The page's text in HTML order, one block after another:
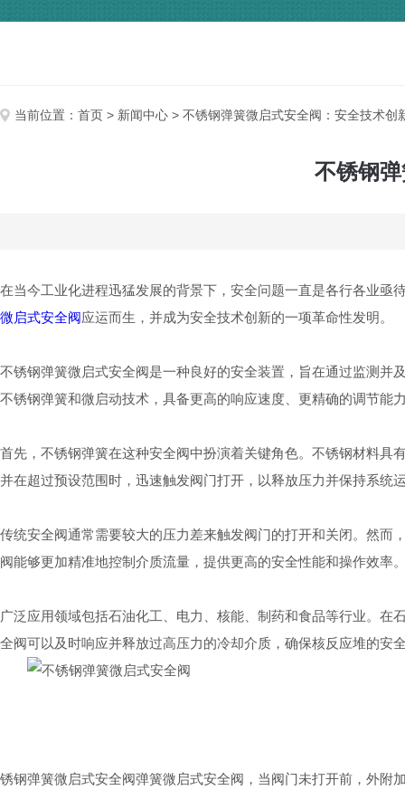
当前位置： 首页 > 新闻中心 > 不锈钢弹簧微启式安全阀：安全技术创
不锈钢
在当今工业化进程迅猛发展的背景下，安全问题一直是各行各业
微启式安全阀应运而生，并成为安全技术创新的一项革命性发明。
不锈钢弹簧微启式安全阀是一种良好的安全装置，旨在通过监测
不锈钢弹簧和微启动技术，具备更高的响应速度、更精确的调节能
首先，不锈钢弹簧在这种安全阀中扮演着关键角色。不锈钢材料
并在超过预设范围时，迅速触发阀门打开，以释放压力并保持系统
传统安全阀通常需要较大的压力差来触发阀门的打开和关闭。然
阀能够更加精准地控制介质流量，提供更高的安全性能和操作效率
广泛应用领域包括石油化工、电力、核能、制药和食品等行业。
全阀可以及时响应并释放过高压力的冷却介质，确保核反应堆的
锈钢弹簧微启式安全阀弹簧微启式安全阀，当阀门未打开前，外